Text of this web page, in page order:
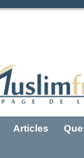
Articles